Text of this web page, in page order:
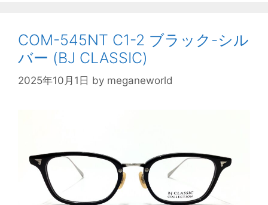
COM-545NT C1-2 ブラック-シル
バー (BJ CLASSIC)
2025年10月1日 by meganeworld